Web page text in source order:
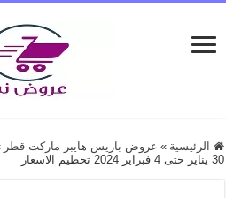
الرئيسية » عروض باريس هايبر ماركت قطر
30 يناير حتى 4 فبراير 2024 تحطيم الاسعار